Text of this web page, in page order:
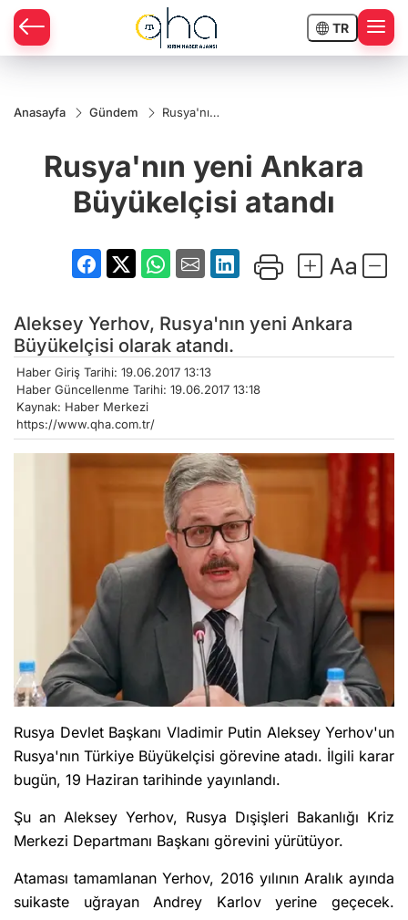
TR
Anasayfa Gündem
Rusya'nın
atandı
Rusya'nın yeni Ankara
Büyükelçisi atandı
Aleksey Yerhov, Rusya'nın yeni Ankara
Büyükelçisi olarak atandı.
Haber Giriş Tarihi: 19.06.2017 13:13
Haber Güncellenme Tarihi: 19.06.2017 13:18
Kaynak: Haber Merkezi
https://www.qha.com.tr/
Rusya Devlet Başkanı Vladimir Putin Aleksey Yerhov'un
Rusya'nın Türkiye Büyükelçisi görevine atadı. İlgili karar
bugün, 19 Haziran tarihinde yayınlandı.
Şu an Aleksey Yerhov, Rusya Dışişleri Bakanlığı Kriz
Merkezi Departmanı Başkanı görevini yürütüyor.
Ataması tamamlanan Yerhov, 2016 yılının Aralık ayında
suikaste uğrayan Andrey Karlov yerine geçecek.